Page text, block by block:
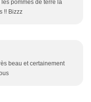
pommes de terre la
!! Bizzz
beau et certainement